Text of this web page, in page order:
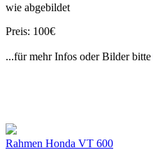
wie abgebildet
Preis: 100€
...für mehr Infos oder Bilder bitte
Rahmen Honda VT 600